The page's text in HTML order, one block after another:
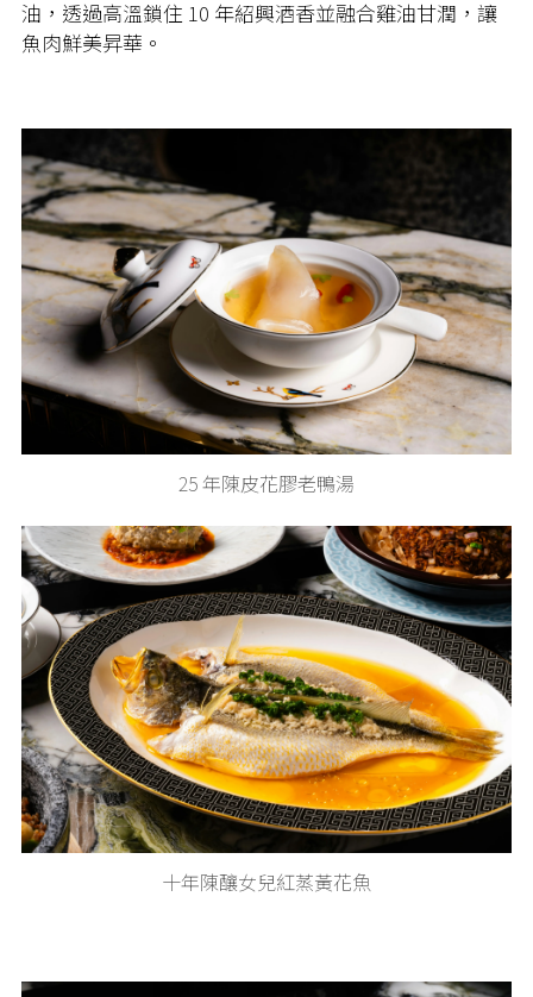
油，透過高溫鎖住 10 年紹興酒香並融合雞油甘潤，讓
魚肉鮮美昇華。
25 年陳皮花膠老鴨湯
十年陳釀女兒紅蒸黃花魚